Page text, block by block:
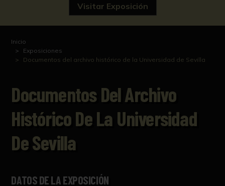
Visitar Exposición
Inicio
Exposiciones
Documentos del archivo histórico de la Universidad de Sevilla
Documentos Del Archivo
Histórico De La Universidad
De Sevilla
DATOS DE LA EXPOSICIÓN